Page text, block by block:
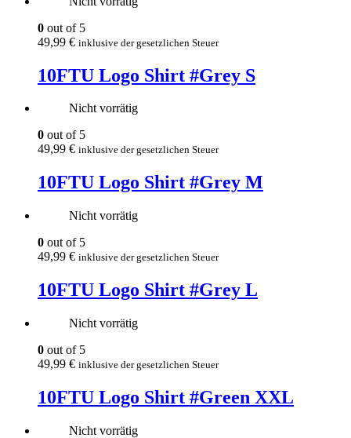
0 out of 5
49,99 € inklusive der gesetzlichen Steuer
10FTU Logo Shirt #Grey S
Nicht vorrätig
0 out of 5
49,99 € inklusive der gesetzlichen Steuer
10FTU Logo Shirt #Grey M
Nicht vorrätig
0 out of 5
49,99 € inklusive der gesetzlichen Steuer
10FTU Logo Shirt #Grey L
Nicht vorrätig
0 out of 5
49,99 € inklusive der gesetzlichen Steuer
10FTU Logo Shirt #Green XXL
Nicht vorrätig